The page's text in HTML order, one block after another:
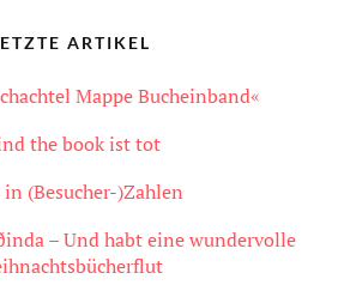
ARTIKEL
Mappe Bucheinband«
the book ist tot
(Besucher-)Zahlen
– Und habt eine wundervolle